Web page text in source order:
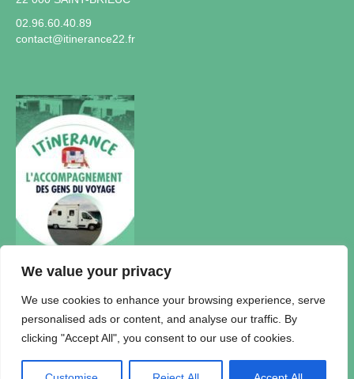
We value your privacy
We use cookies to enhance your browsing experience, serve
personalised ads or content, and analyse our traffic. By
clicking "Accept All", you consent to our use of cookies.
02.96.60.40.89
contact@itinerance22.fr
Actualités
Accueil Itinérance
Politique de confidentialité Plan du Site Mentions légales